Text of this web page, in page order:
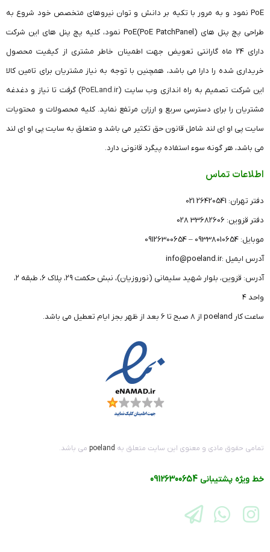
PoE نمود و به مرور با تکیه بر دانش و توان نیروهای متخصص خود شروع به
طراحی پچ پنل های (PoE PatchPanel)PoE نمود، کلیه پچ پنل های این شرکت
دارای 24 ماه گارانتی تعویض جهت اطمینان خاطر مشتری از کیفیت محصول
خریداری شده را دارا می باشد، همچنین با توجه به نیاز مشتریان برای تامین کالا
این شرکت تصمیم به راه اندازی وب سایت (PoELand.ir) گرفت تا نیاز و دغدغه
مشتریان را برای دسترسی سریع و ارزان مرتفع نماید. کلیه محصولات و محتویات
سایت پی او ای لند شامل قانون حق تکثیر می باشد و متعلق به سایت پی او ای لند
می باشد، هر گونه سوء استفاده پیگرد قانونی دارد.
اطلاعات تماس
دفتر تهران: 26420541 021
دفتر قزوین: 33682606 028
موبایل: 09338010654 – 09126300654
آدرس ایمیل :info@poeland.ir
آدرس: قزوین، بلوار شهید سلیمانی (نوروزیان)، نبش حکمت ۲۹، پلاک ۶، طبقه ۲،
واحد ۴
ساعت کار poeland از 8 صبح تا 6 بعد از ظهر بجز ایام تعطیل می باشد.
تمامی حقوق مادی و معنوی این سایت متعلق به poeland می باشد.
خط ویژه پشتیبانی 09126300654